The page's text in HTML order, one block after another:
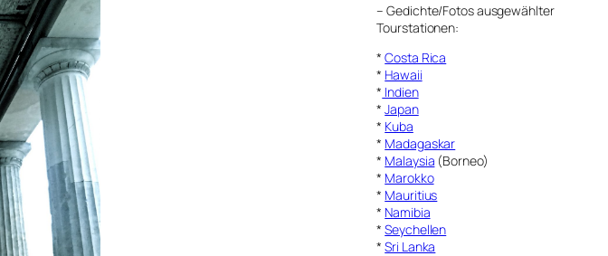
–Gedichte/Fotos ausgewählter
Tourstationen:
*Costa Rica
* Hawaii
* Indien
*Japan
* Kuba
* Madagaskar
* Malaysia (Borneo)
* Marokko
* Mauritius
* Namibia
*Seychellen
*Sri Lanka